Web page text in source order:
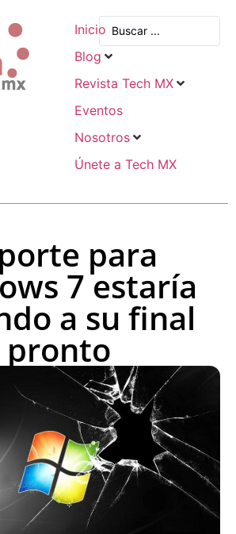
Inicio
Blog
Revista Tech MX
Eventos
Nosotros
Únete a Tech MX
para
7 estaría
a su final
pronto